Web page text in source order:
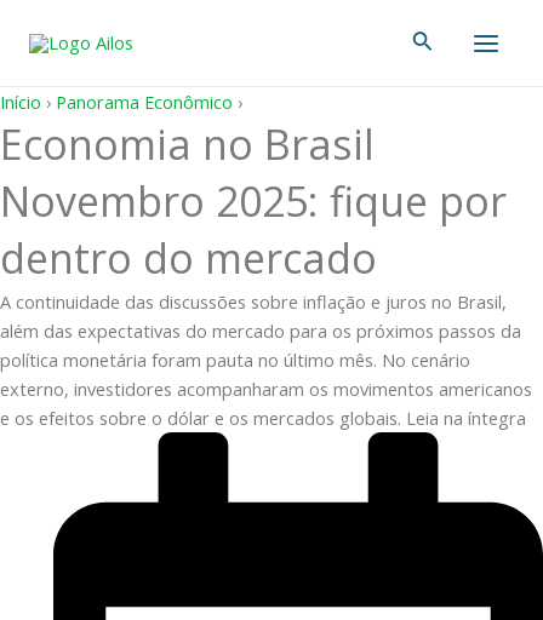
para
conteúdo
Pesquisar
Início › Panorama Econômico ›
Economia no Brasil
Novembro 2025: fique por
dentro do mercado
A continuidade das discussões sobre inflação e juros no Brasil,
além das expectativas do mercado para os próximos passos da
política monetária foram pauta no último mês. No cenário
externo, investidores acompanharam os movimentos americanos
e os efeitos sobre o dólar e os mercados globais. Leia na íntegra